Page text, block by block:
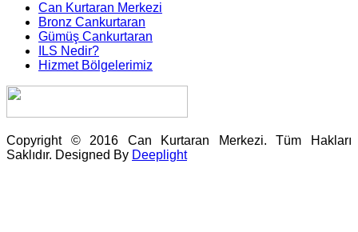
Can Kurtaran Merkezi
Bronz Cankurtaran
Gümüş Cankurtaran
ILS Nedir?
Hizmet Bölgelerimiz
Copyright © 2016 Can Kurtaran Merkezi. Tüm Hakları
Saklıdır. Designed By Deeplight